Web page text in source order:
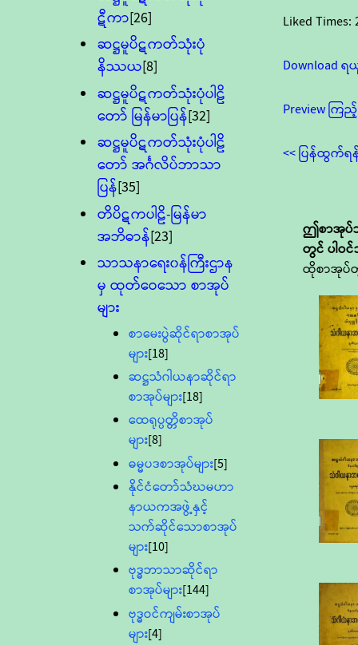
ဋီကာ[26]
ဆဋ္ဌမူပိဋကတ်သုံးပုံ
နိဿယ[8]
ဆဋ္ဌမူပိဋကတ်သုံးပုံပါဠိ
တော် မြန်မာပြန်[32]
ဆဋ္ဌမူပိဋကတ်သုံးပုံပါဠိ
တော် အင်္ဂလိပ်ဘာသာ
ပြန်[35]
တိပိဋကပါဠိ-မြန်မာ
အဘိဓာန်[23]
သာသနာရေး၀န်ကြီးဌာန
မှ ထုတ်ဝေသော စာအုပ်
များ
စာမေးပွဲဆိုင်ရာစာအုပ်
များ[18]
ဆဋ္ဌသံဂါယနာဆိုင်ရာ
စာအုပ်များ[18]
ထေရုပ္ပတ္တိစာအုပ်
များ[8]
ဓမ္မပဒစာအုပ်များ[5]
နိုင်ငံတော်သံဃမဟာ
နာယကအဖွဲ့နှင့်
သက်ဆိုင်သောစာအုပ်
များ[10]
ဗုဒ္ဓဘာသာဆိုင်ရာ
စာအုပ်များ[144]
ဗုဒ္ဓဝင်ကျမ်းစာအုပ်
များ[4]
Liked Times:
Download
Preview ကြ
<< ပြန်ထွက်ရ
ဤစာအုပ်
တွင် ပါဝ
ထိုစာအုပ်တွဲ